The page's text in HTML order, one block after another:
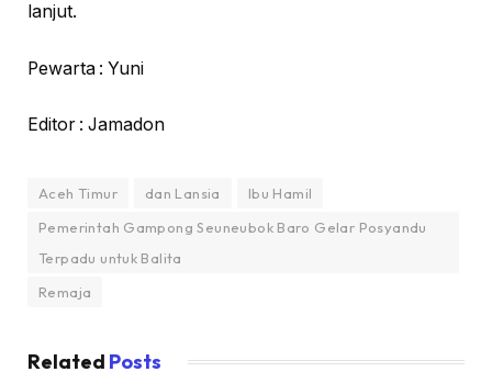
lanjut.
Pewarta : Yuni
Editor : Jamadon
Aceh Timur dan Lansia
Ibu Hamil
Pemerintah Gampong Seuneubok Baro Gelar Posyandu
Terpadu untuk Balita
Remaja
Related Posts